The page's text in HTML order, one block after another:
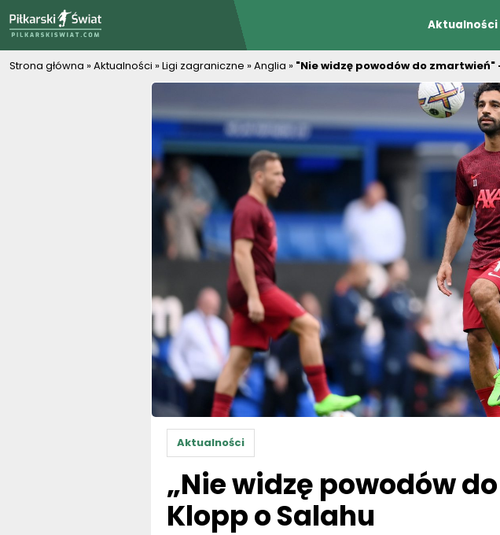
Aktualności
Strona główna »Aktualności »Ligi zagraniczne »Anglia » "Nie widzę powodów do zmartwień"
Aktualności
„Nie widzę powodów
Klopp o Salahu